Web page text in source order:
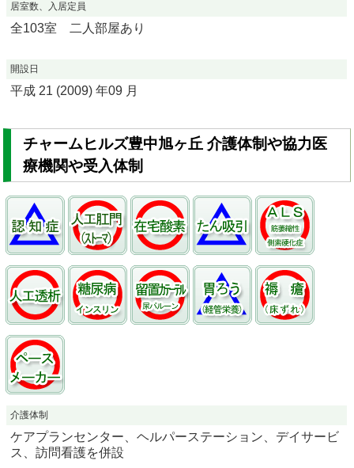
居室数、入居定員
全103室 二人部屋あり
開設日
平成 21 (2009) 年09 月
チャームヒルズ豊中旭ヶ丘 介護体制や協力医
療機関や受入体制
介護体制
ケアプランセンター、ヘルパーステーション、デイサービ
ス、訪問看護を併設